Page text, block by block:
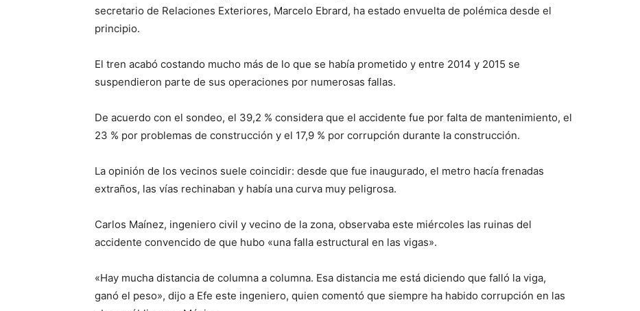
secretario de Relaciones Exteriores, Marcelo Ebrard, ha estado envuelta de polémica desde el
principio.
El tren acabó costando mucho más de lo que se había prometido y entre 2014 y 2015 se
suspendieron parte de sus operaciones por numerosas fallas.
De acuerdo con el sondeo, el 39,2 % considera que el accidente fue por falta de mantenimiento, el
23 % por problemas de construcción y el 17,9 % por corrupción durante la construcción.
La opinión de los vecinos suele coincidir: desde que fue inaugurado, el metro hacía frenadas
extraños, las vías rechinaban y había una curva muy peligrosa.
Carlos Maínez, ingeniero civil y vecino de la zona, observaba este miércoles las ruinas del
accidente convencido de que hubo «una falla estructural en las vigas».
«Hay mucha distancia de columna a columna. Esa distancia me está diciendo que falló la viga,
ganó el peso», dijo a Efe este ingeniero, quien comentó que siempre ha habido corrupción en las